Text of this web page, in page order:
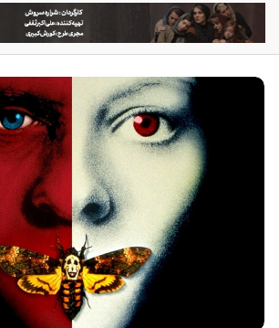
ب
ا
ک
س
آ
ف
ی
س
ر
ا
ن